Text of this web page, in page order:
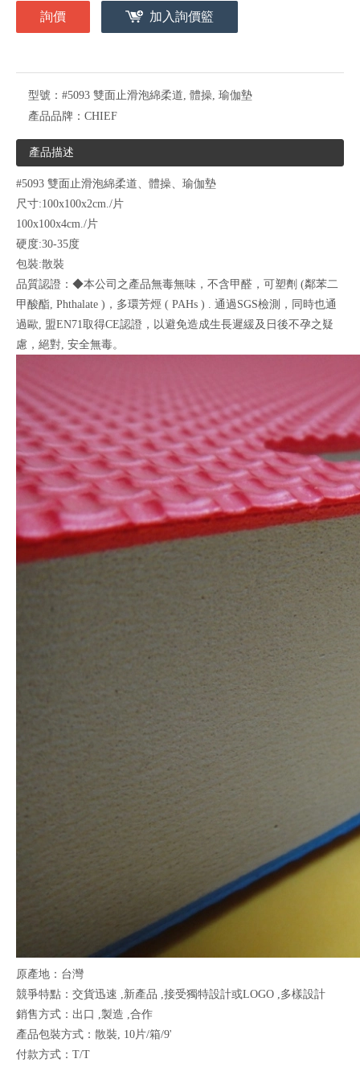
詢價 加入詢價籃
型號： #5093 雙面止滑泡綿柔道, 體操, 瑜伽墊
產品品牌： CHIEF
產品描述
#5093 雙面止滑泡綿柔道、體操、瑜伽墊
尺寸:100x100x2cm./片
100x100x4cm./片
硬度:30-35度
包裝:散裝
品質認證：◆本公司之產品無毒無味，不含甲醛，可塑劑 (鄰苯二
甲酸酯, Phthalate )，多環芳烴 ( PAHs ) . 通過SGS檢測，同時也通
過歐, 盟EN71取得CE認證，以避免造成生長遲緩及日後不孕之疑
慮，絕對, 安全無毒。
原產地：台灣
競爭特點：交貨迅速 ,新產品 ,接受獨特設計或LOGO ,多樣設計
銷售方式：出口 ,製造 ,合作
產品包裝方式：散裝, 10片/箱/9'
付款方式：T/T